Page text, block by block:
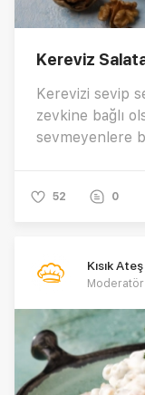
Kereviz
Kerevizi sevip
zevkine bağlı
sevmeyenlere
bir seçenek.
tarifi!
52 0
Kısık
Moderatör